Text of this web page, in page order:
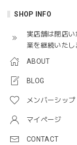
SHOP INFO
実店舗は閉店
業を継続いたし
ABOUT
BLOG
メンバーシップ
マイページ
CONTACT